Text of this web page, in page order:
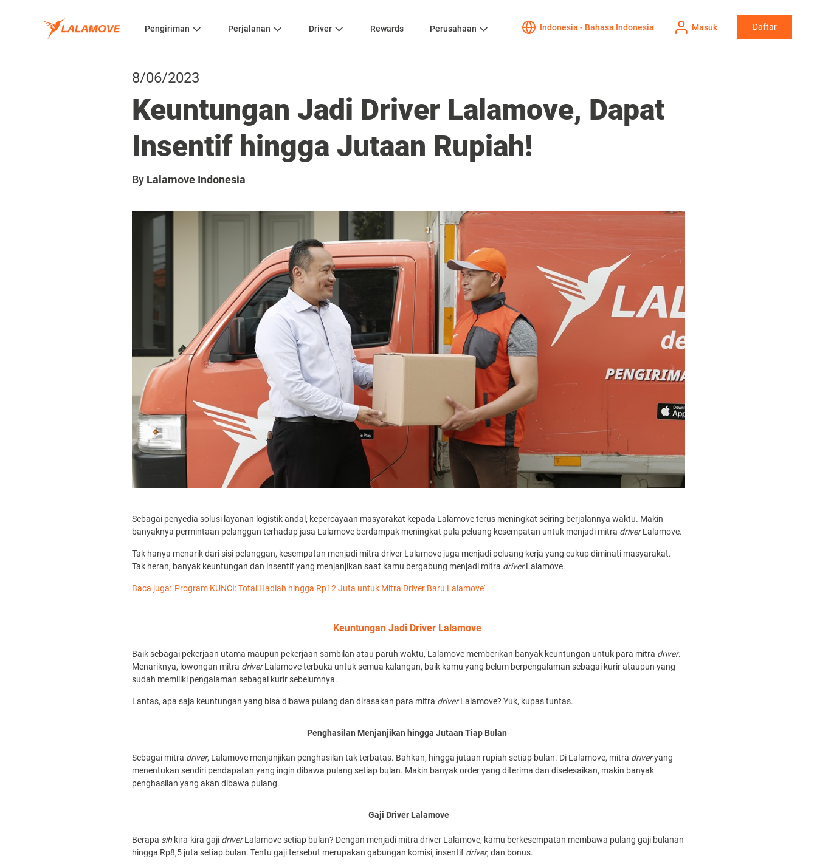
Pengiriman Perjalanan Driver Rewards Perusahaan Indonesia - Bahasa Indonesia Masuk Daftar
8/06/2023
Keuntungan Jadi Driver Lalamove, Dapat
Insentif hingga Jutaan Rupiah!
By Lalamove Indonesia
Sebagai penyedia solusi layanan logistik andal, kepercayaan masyarakat kepada Lalamove terus meningkat seiring berjalannya waktu. Makin
banyaknya permintaan pelanggan terhadap jasa Lalamove berdampak meningkat pula peluang kesempatan untuk menjadi mitra driverLalamove.
Tak hanya menarik dari sisi pelanggan, kesempatan menjadi mitra driver Lalamove juga menjadi peluang kerja yang cukup diminati masyarakat.
Tak heran, banyak keuntungan dan insentif yang menjanjikan saat kamu bergabung menjadi mitra driverLalamove.
Baca juga: 'Program KUNCI: Total Hadiah hingga Rp12 Juta untuk Mitra Driver Baru Lalamove'
Keuntungan Jadi Driver Lalamove
Baik sebagai pekerjaan utama maupun pekerjaan sambilan atau paruh waktu, Lalamove memberikan banyak keuntungan untuk para mitra driver.
Menariknya, lowongan mitra driverLalamove terbuka untuk semua kalangan, baik kamu yang belum berpengalaman sebagai kurir ataupun yang
sudah memiliki pengalaman sebagai kurir sebelumnya.
Lantas, apa saja keuntungan yang bisa dibawa pulang dan dirasakan para mitra driverLalamove? Yuk, kupas tuntas.
Penghasilan Menjanjikan hingga Jutaan Tiap Bulan
Sebagai mitra driver, Lalamove menjanjikan penghasilan tak terbatas. Bahkan, hingga jutaan rupiah setiap bulan. Di Lalamove, mitra driveryang
menentukan sendiri pendapatan yang ingin dibawa pulang setiap bulan. Makin banyak order yang diterima dan diselesaikan, makin banyak
penghasilan yang akan dibawa pulang.
Gaji Driver Lalamove
Berapa sih kira-kira gaji driverLalamove setiap bulan? Dengan menjadi mitra driver Lalamove, kamu berkesempatan membawa pulang gaji bulanan
hingga Rp8,5 juta setiap bulan. Tentu gaji tersebut merupakan gabungan komisi, insentif driver, dan bonus.